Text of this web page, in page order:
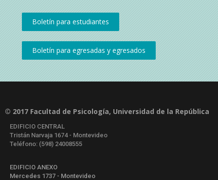
© 2017 Facultad de Psicología, Universidad de la República
EDIFICIO CENTRAL
Tristán Narvaja 1674 - Montevideo
Teléfono: (598) 24008555
EDIFICIO ANEXO
Mercedes 1737 - Montevideo